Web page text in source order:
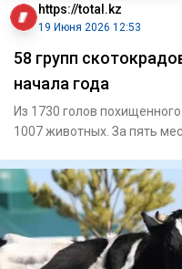
https://total.kz
19 Июня 2026 12:53
58 групп
начала года
Из 1730 голов
1007 животных. За пять